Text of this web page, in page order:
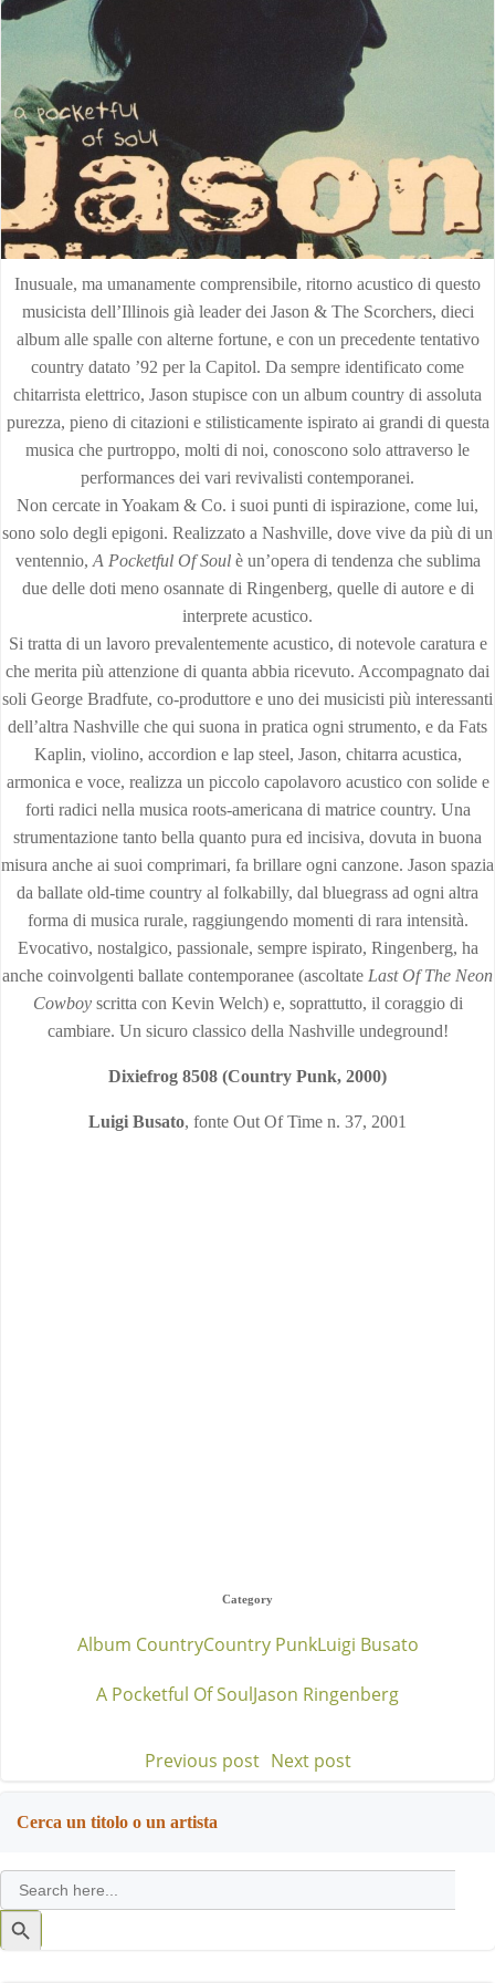
Inusuale, ma umanamente comprensibile, ritorno acustico di questo
musicista dell’Illinois già leader dei Jason & The Scorchers, dieci
album alle spalle con alterne fortune, e con un precedente tentativo
country datato ’92 per la Capitol. Da sempre identificato come
chitarrista elettrico, Jason stupisce con un album country di assoluta
purezza, pieno di citazioni e stilisticamente ispirato ai grandi di questa
musica che purtroppo, molti di noi, conoscono solo attraverso le
performances dei vari revivalisti contemporanei.
Non cercate in Yoakam & Co. i suoi punti di ispirazione, come lui,
sono solo degli epigoni. Realizzato a Nashville, dove vive da più di un
ventennio, A Pocketful Of Soulè un’opera di tendenza che sublima
due delle doti meno osannate di Ringenberg, quelle di autore e di
interprete acustico.
Si tratta di un lavoro prevalentemente acustico, di notevole caratura e
che merita più attenzione di quanta abbia ricevuto. Accompagnato dai
soli George Bradfute, co-produttore e uno dei musicisti più interessanti
dell’altra Nashville che qui suona in pratica ogni strumento, e da Fats
Kaplin, violino, accordion e lap steel, Jason, chitarra acustica,
armonica e voce, realizza un piccolo capolavoro acustico con solide e
forti radici nella musica roots-americana di matrice country. Una
strumentazione tanto bella quanto pura ed incisiva, dovuta in buona
misura anche ai suoi comprimari, fa brillare ogni canzone. Jason spazia
da ballate old-time country al folkabilly, dal bluegrass ad ogni altra
forma di musica rurale, raggiungendo momenti di rara intensità.
Evocativo, nostalgico, passionale, sempre ispirato, Ringenberg, ha
anche coinvolgenti ballate contemporanee (ascoltate Last Of The Neon
Cowboyscritta con Kevin Welch) e, soprattutto, il coraggio di
cambiare. Un sicuro classico della Nashville undeground!
Dixiefrog 8508 (Country Punk, 2000)
Luigi Busato, fonte Out Of Time n. 37, 2001
Category
Album CountryCountry PunkLuigi Busato
A Pocketful Of SoulJason Ringenberg
Post
navigation
Previous post Post
Next post
Cerca un titolo o un artista
Search
for:
Search
Button